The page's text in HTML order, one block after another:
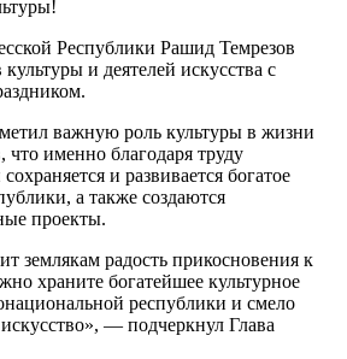
Республики Рашид Темрезов
и деятелей искусства с
важную роль культуры в жизни
что именно благодаря труду
и развивается богатое
а также создаются
проекты.
землякам радость прикосновения к
храните богатейшее культурное
республики и смело
— подчеркнул Глава